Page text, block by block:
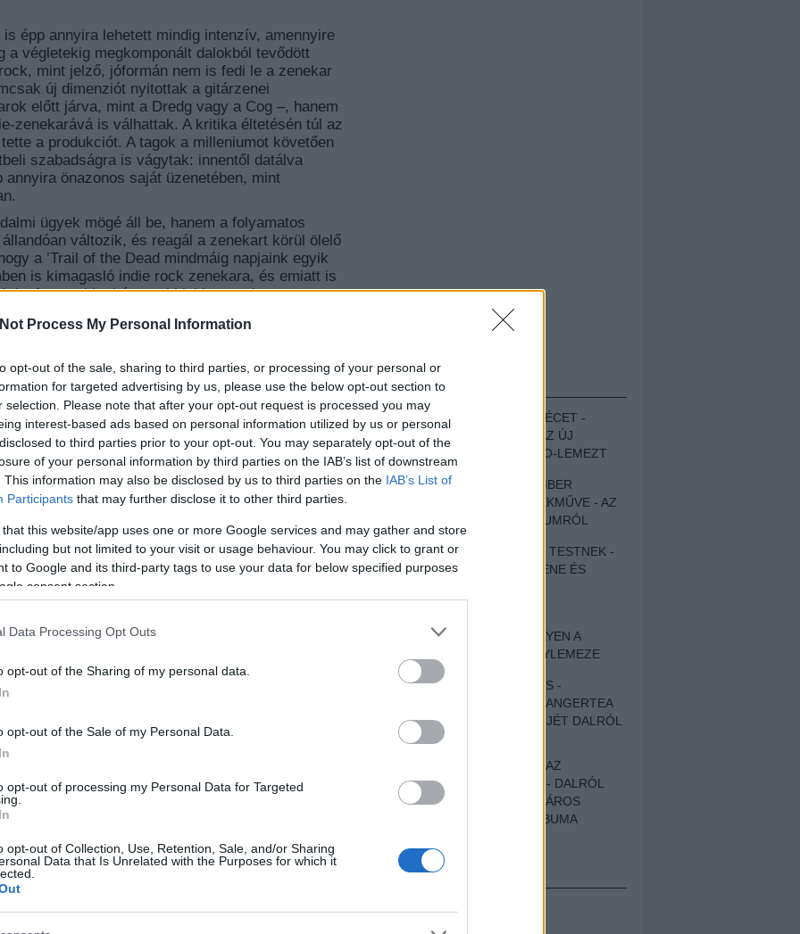
Process My Personal Information
opt-out of the sale, sharing to third parties, or processing of your personal or
for targeted advertising by us, please use the below opt-out section to
selection. Please note that after your opt-out request is processed you may
interest-based ads based on personal information utilized by us or personal
to third parties prior to your opt-out. You may separately opt-out of the
of your personal information by third parties on the IAB’s list of downstream
This information may also be disclosed by us to third parties on the IAB’s List of
Participants that may further disclose it to other third parties.
that this website/app uses one or more Google services and may gather and store
but not limited to your visit or usage behaviour. You may click to grant or
to Google and its third-party tags to use your data for below specified purposes
consent section.
Data Processing Opt Outs
opt-out of the Sharing of my personal data.
opt-out of the Sale of my Personal Data.
opt-out of processing my Personal Data for Targeted
opt-out of Collection, Use, Retention, Sale, and/or Sharing
Data that Is Unrelated with the Purposes for which it
is épp annyira lehetett mindig intenzív, amennyire
a végletekig megkomponált dalokból tevődött
mint jelző, jóformán nem is fedi le a zenekar
új dimenziót nyitottak a gitárzenei
előtt járva, mint a Dredg vagy a Cog –, hanem
zenekarává is válhattak. A kritika éltetésén túl az
a produkciót. A tagok a milleniumot követően
szabadságra is vágytak: innentől datálva
annyira önazonos saját üzenetében, mint
ügyek mögé áll be, hanem a folyamatos
változik, és reagál a zenekart körül ölelő
a ’Trail of the Dead mindmáig napjaink egyik
is kimagasló indie rock zenekara, és emiatt is
legfontosabb gitárzenei klubkoncertje augusztus
of Dead (USA)
budai hídfő
Jegyek elővételben vásárolhatók az A38 Hajó
Hajón.
EZT HALLGASD!
MEGUGROTTÁK A LÉCET -
MEGHALLGATTUK AZ ÚJ
PROTEST THE HERO-LEMEZT
EGY DÜHÖS VÉNEMBER
UNIVERZÁLIS REMEKMŰVE - AZ
ÚJ BOB DYLAN-ALBUMRÓL
ZENE LÉLEKNEK ÉS TESTNEK -
AUTENTIKUS NÉPZENE ÉS
SZOMORKODÁS - ILYEN A
KATATONIA ÚJ NAGYLEMEZE
CROCODILE NERVES -
HALLGASD MEG AZ ANGERTEA
MA MEGJELENT EP-JÉT DALRÓL
DALRA!
A FELELŐSSÉGTŐL AZ
ELLOPOTT FÖLDIG - DALRÓL
DALRA A KÉPZELT VÁROS
SAMIZDAT CÍMŰ ALBUMA
HIRDETÉS